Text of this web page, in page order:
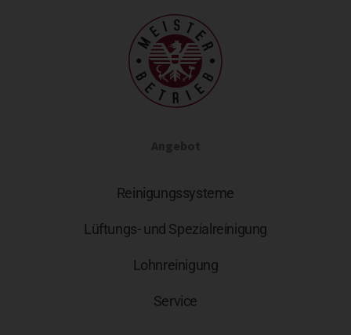
Angebot
Reinigungssysteme
Lüftungs- und Spezialreinigung
Lohnreinigung
Service